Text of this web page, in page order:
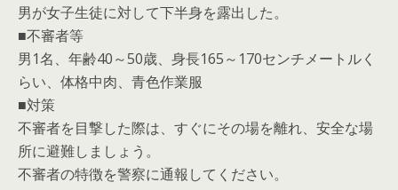
男が女子生徒に対して下半身を露出した。
■不審者等
男1名、年齢40～50歳、身長165～170センチメートルく
らい、体格中肉、青色作業服
■対策
不審者を目撃した際は、すぐにその場を離れ、安全な場
所に避難しましょう。
不審者の特徴を警察に通報してください。